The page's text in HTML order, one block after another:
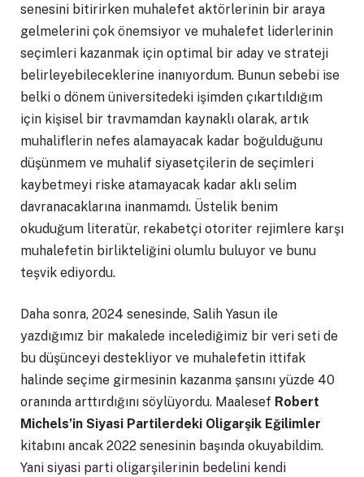
senesini bitirirken muhalefet aktörlerinin bir araya
gelmelerini çok önemsiyor ve muhalefet liderlerinin
seçimleri kazanmak için optimal bir aday ve strateji
belirleyebileceklerine inanıyordum. Bunun sebebi ise
belki o dönem üniversitedeki işimden çıkartıldığım
için kişisel bir travmamdan kaynaklı olarak, artık
muhaliflerin nefes alamayacak kadar boğulduğunu
düşünmem ve muhalif siyasetçilerin de seçimleri
kaybetmeyi riske atamayacak kadar aklı selim
davranacaklarına inanmamdı. Üstelik benim
okuduğum literatür, rekabetçi otoriter rejimlere karşı
muhalefetin birlikteliğini olumlu buluyor ve bunu
teşvik ediyordu.
Daha sonra, 2024 senesinde, Salih Yasun ile
yazdığımız bir makalede incelediğimiz bir veri seti de
bu düşünceyi destekliyor ve muhalefetin ittifak
halinde seçime girmesinin kazanma şansını yüzde 40
oranında arttırdığını söylüyordu. Maalesef Robert
Michels’in Siyasi Partilerdeki Oligarşik Eğilimler
kitabını ancak 2022 senesinin başında okuyabildim.
Yani siyasi parti oligarşilerinin bedelini kendi